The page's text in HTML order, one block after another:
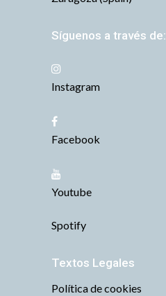
Síguenos a través de:
Instagram
Facebook
Youtube
Spotify
Textos Legales
Política de cookies